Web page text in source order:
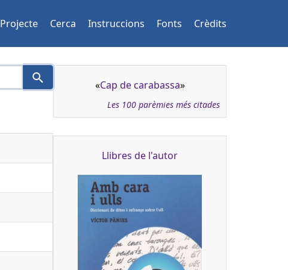
Projecte Cerca Instruccions Fonts Crèdits
«Cap de carabassa»
Les 100 parèmies més citades
Llibres de l'autor